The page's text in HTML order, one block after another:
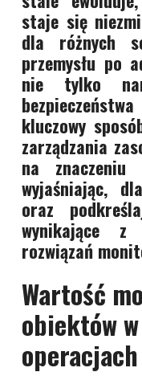
staje się
dla różnych
przemysłu po
nie tylko
kluczowy
zarządzania
na znaczeniu
wyjaśniając,
oraz
wynikające z
rozwiązań
Wartość
obiektów
operacjach